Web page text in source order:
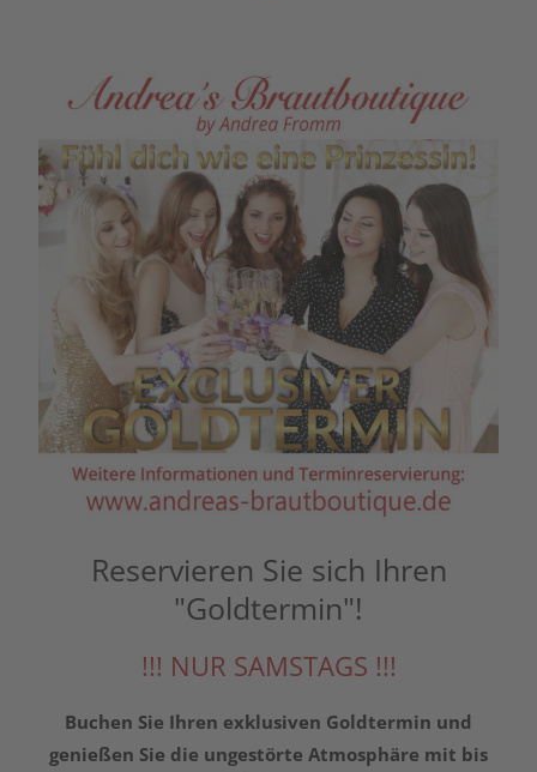
Reservieren Sie sich Ihren
"Goldtermin"!
!!! NUR SAMSTAGS !!!
Buchen Sie Ihren exklusiven Goldtermin und
genießen Sie die ungestörte Atmosphäre mit bis